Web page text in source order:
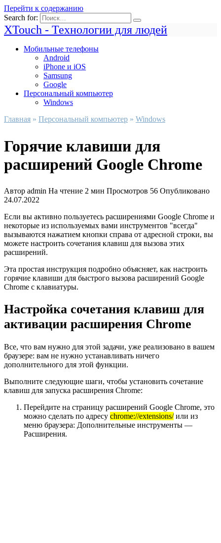
Перейти к содержанию
Search for:
XTouch - Технологии для людей
Мобильные телефоны
Android
iPhone и iOS
Samsung
Google
Персональный компьютер
Windows
Главная » Персональный компьютер » Windows
Горячие клавиши для
расширений Google Chrome
Автор admin На чтение 2 мин Просмотров 56 Опубликовано
24.07.2022
Если вы активно пользуетесь расширениями Google Chrome и
некоторые из используемых вами инструментов "всегда"
вызываются нажатием кнопки справа от адресной строки, вы
можете настроить сочетания клавиш для вызова этих
расширений.
Эта простая инструкция подробно объясняет, как настроить
горячие клавиши для быстрого вызова расширений Google
Chrome с клавиатуры.
Настройка сочетания клавиш для
активации расширения Chrome
Все, что вам нужно для этой задачи, уже реализовано в вашем
браузере: вам не нужно устанавливать ничего
дополнительного для этой функции.
Выполните следующие шаги, чтобы установить сочетание
клавиш для запуска расширения Chrome:
Перейдите на страницу расширений Google Chrome, это
можно сделать по адресу chrome://extensions/или из
меню браузера: Дополнительные инструменты —
Расширения.